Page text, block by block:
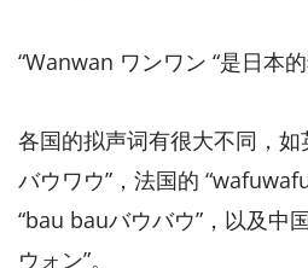
“Wanwan ワンワン “是日本的
各国的拟声词有很大不同，
バウワウ”，法国的
“bau bauバウバウ”，以及中
ウォン”。